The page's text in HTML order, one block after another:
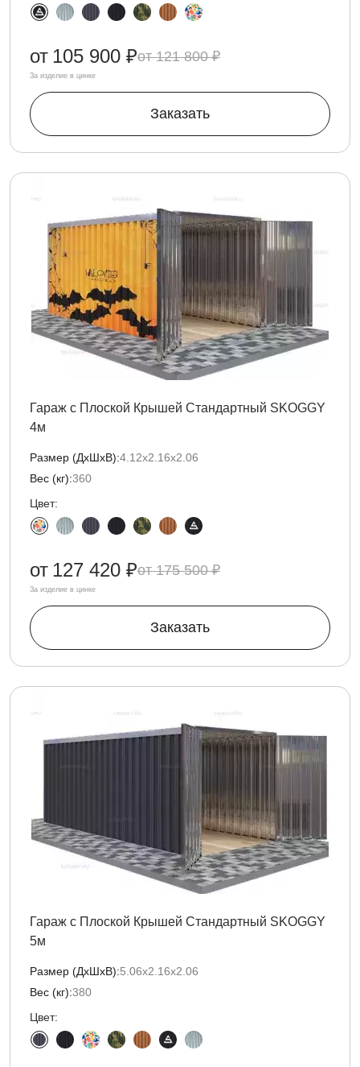
121 800 ₽
от 105 900 ₽
За изделие в цинке
Заказать
Гараж с Плоской Крышей Стандартный SKOGGY
4м
Размер (ДxШxВ):4.12х2.16х2.06
Вес (кг):360
Цвет:
175 500 ₽
от 127 420 ₽
За изделие в цинке
Заказать
Гараж с Плоской Крышей Стандартный SKOGGY
5м
Размер (ДxШxВ):5.06х2.16х2.06
Вес (кг):380
Цвет: